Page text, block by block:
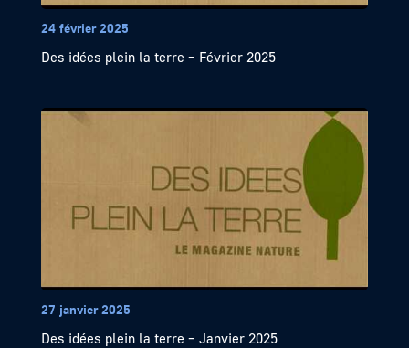
24 février 2025
Des idées plein la terre – Février 2025
27 janvier 2025
Des idées plein la terre – Janvier 2025